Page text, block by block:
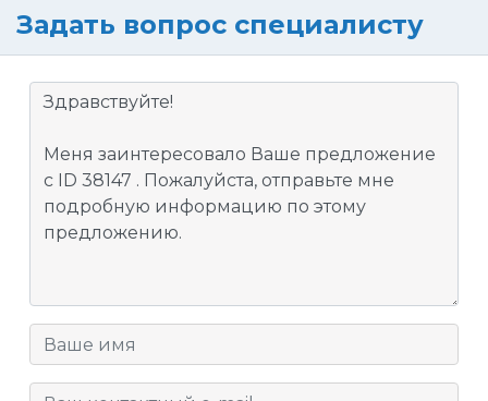
Задать вопрос специалисту